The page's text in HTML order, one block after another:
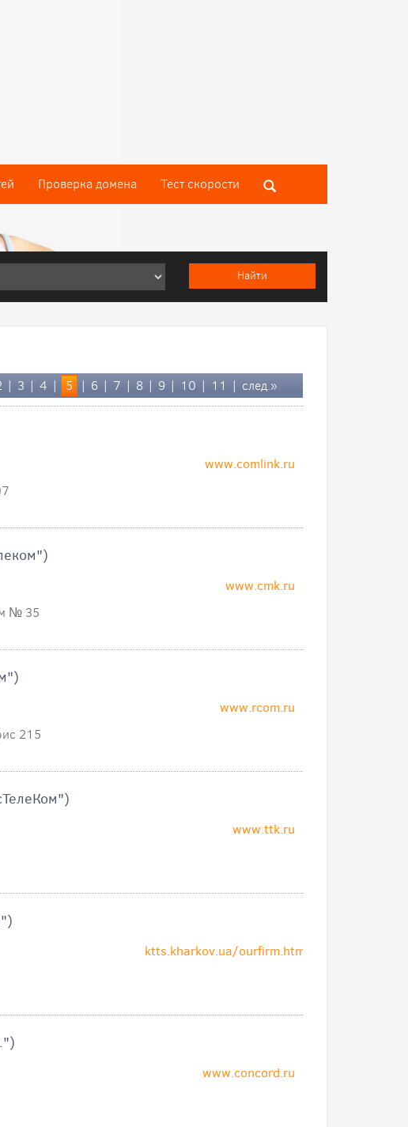
Проверка домена Тест скороcти
| 3 | 4 | 5 | 6 | 7 | 8 | 9 | 10 | 11 | след.»
www.comlink.ru
www.cmk.ru
№ 35
www.rcom.ru
215
www.ttk.ru
ktts.kharkov.ua/ourfirm.htm
www.concord.ru